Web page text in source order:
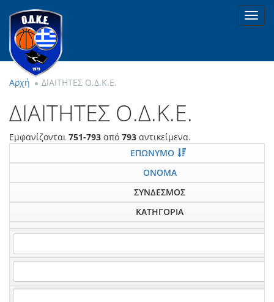
Αρχή ΔΙΑΙΤΗΤΕΣ Ο.Δ.Κ.Ε.
ΔΙΑΙΤΗΤΕΣ Ο.Δ.Κ.Ε.
Εμφανίζονται 751-793 από 793 αντικείμενα.
ΕΠΩΝΥΜΟ
ΟΝΟΜΑ
ΣΥΝΔΕΣΜΟΣ
ΚΑΤΗΓΟΡΙΑ